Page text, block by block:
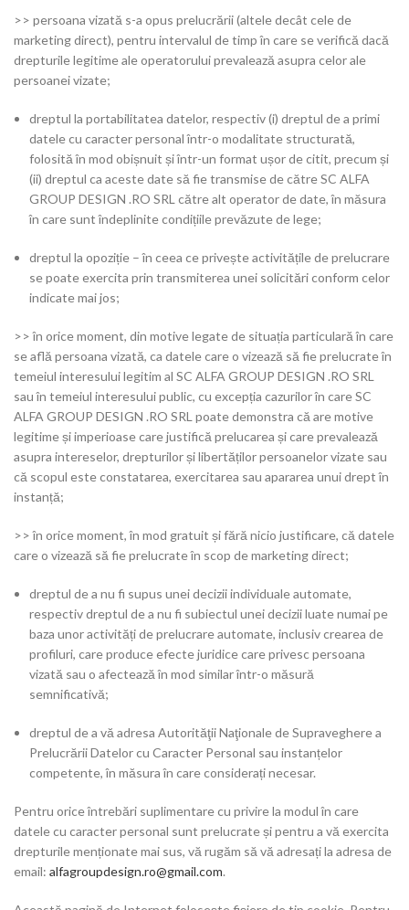
>> persoana vizată s-a opus prelucrării (altele decât cele de
marketing direct), pentru intervalul de timp în care se verifică dacă
drepturile legitime ale operatorului prevalează asupra celor ale
persoanei vizate;
dreptul la portabilitatea datelor, respectiv (i) dreptul de a primi
datele cu caracter personal într-o modalitate structurată,
folosită în mod obișnuit și într-un format ușor de citit, precum și
(ii) dreptul ca aceste date să fie transmise de către SC ALFA
GROUP DESIGN .RO SRL către alt operator de date, în măsura
în care sunt îndeplinite condițiile prevăzute de lege;
dreptul la opoziție – în ceea ce privește activitățile de prelucrare
se poate exercita prin transmiterea unei solicitări conform celor
indicate mai jos;
>> în orice moment, din motive legate de situația particulară în care
se află persoana vizată, ca datele care o vizează să fie prelucrate în
temeiul interesului legitim al SC ALFA GROUP DESIGN .RO SRL
sau în temeiul interesului public, cu excepția cazurilor în care SC
ALFA GROUP DESIGN .RO SRL poate demonstra că are motive
legitime și imperioase care justifică prelucarea și care prevalează
asupra intereselor, drepturilor și libertăților persoanelor vizate sau
că scopul este constatarea, exercitarea sau apararea unui drept în
instanță;
>> în orice moment, în mod gratuit și fără nicio justificare, că datele
care o vizează să fie prelucrate în scop de marketing direct;
dreptul de a nu fi supus unei decizii individuale automate,
respectiv dreptul de a nu fi subiectul unei decizii luate numai pe
baza unor activități de prelucrare automate, inclusiv crearea de
profiluri, care produce efecte juridice care privesc persoana
vizată sau o afectează în mod similar într-o măsură
semnificativă;
dreptul de a vă adresa Autorităţii Naţionale de Supraveghere a
Prelucrării Datelor cu Caracter Personal sau instanțelor
competente, în măsura în care considerați necesar.
Pentru orice întrebări suplimentare cu privire la modul în care
datele cu caracter personal sunt prelucrate și pentru a vă exercita
drepturile menționate mai sus, vă rugăm să vă adresați la adresa de
email: alfagroupdesign.ro@gmail.com.